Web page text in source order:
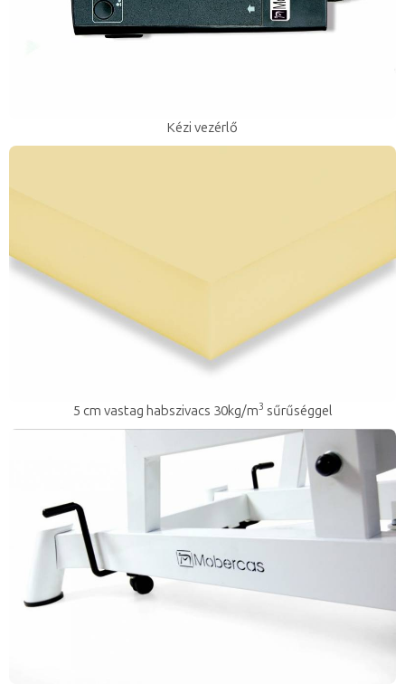
Kézi vezérlő
5 cm vastag habszivacs 30kg/m3 sűrűséggel